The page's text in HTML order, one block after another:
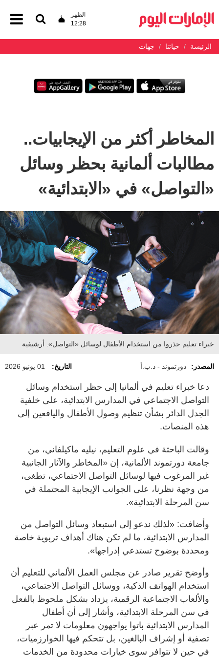
الظهر
12:28
الرئيسة حياتنا جهات
المخاطر أكثر من الإيجابيات..
مطالبات ألمانية بحظر وسائل
«التواصل» في «الابتدائية»
خبراء تعليم حذروا من استخدام الأطفال لوسائل «التواصل». أرشيفية
المصدر: دورتموند - د.ب.أ التاريخ: 01 يونيو 2026
دعا خبراء تعليم في ألمانيا إلى حظر استخدام وسائل
التواصل الاجتماعي في المدارس الابتدائية، على خلفية
الجدل الدائر بشأن تنظيم وصول الأطفال واليافعين إلى
هذه المنصات.
وقالت الباحثة في علوم التعليم، نيليه ماكيلفاني، من
جامعة دورتموند الألمانية، إن «المخاطر والآثار الجانبية
غير المرغوب فيها لوسائل التواصل الاجتماعي، تطغى،
من وجهة نظرنا، على الجوانب الإيجابية المحتملة في
سن المرحلة الابتدائية».
وأضافت: «لذلك ندعو إلى استبعاد وسائل التواصل من
المدارس الابتدائية، ما لم تكن هناك أهداف تربوية خاصة
ومحددة بوضوح تستدعي إدراجها».
وأوضح تقرير صادر عن مجلس العمل الألماني للتعليم أن
استخدام الهواتف الذكية، ووسائل التواصل الاجتماعي،
والألعاب الاجتماعية الرقمية، يزداد بشكل ملحوظ بالفعل
في سن المرحلة الابتدائية، وأشار إلى أن أطفال
المدارس الابتدائية باتوا يواجهون معلومات لا تمر عبر
تصفية أو إشراف البالغين، بل تتحكم فيها الخوارزميات،
في حين لا تتوافر سوى خيارات محدودة من الخدمات